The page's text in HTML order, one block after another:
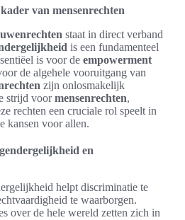
van mensenrechten
staat in direct verband
is een fundamenteel
is voor de empowerment
de algehele vooruitgang van
zijn onlosmakelijk
strijd voormensenrechten,
rechten een cruciale rol speelt in
kansen voor allen.
en
helpt discriminatie te
te waarborgen.
over de hele wereld zetten zich in